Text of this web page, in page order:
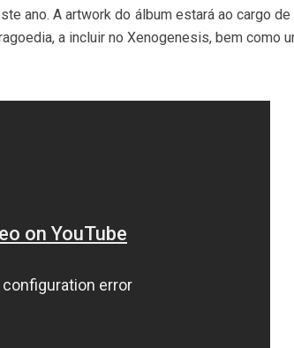
ano. A artwork do álbum estará ao cargo
a incluir no Xenogenesis, bem como